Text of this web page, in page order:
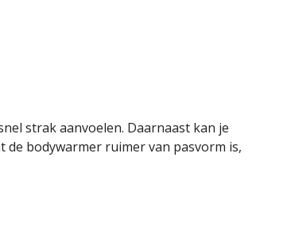
strak aanvoelen. Daarnaast kan je
de bodywarmer ruimer van pasvorm is,